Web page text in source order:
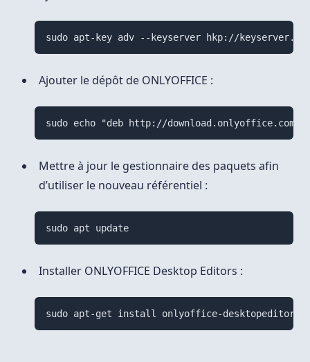
sudo apt-key adv --keyserver hkp://
Ajouter le dépôt de ONLYOFFICE :
sudo echo "deb http://
Mettre à jour le gestionnaire des paquets afin
d’utiliser le nouveau référentiel :
sudo apt update
Installer ONLYOFFICE Desktop Editors :
sudo apt-get install onlyoffice-desktopeditors